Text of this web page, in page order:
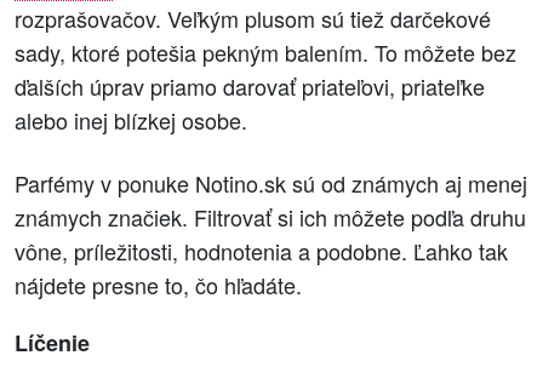
rozprašovačov. Veľkým plusom sú tiež darčekové
sady, ktoré potešia pekným balením. To môžete bez
ďalších úprav priamo darovať priateľovi, priateľke
alebo inej blízkej osobe.
Parfémy v ponuke Notino.sk sú od známych aj menej
známych značiek. Filtrovať si ich môžete podľa druhu
vône, príležitosti, hodnotenia a podobne. Ľahko tak
nájdete presne to, čo hľadáte.
Líčenie